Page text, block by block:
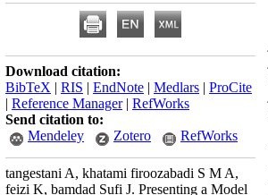
Download citation:
BibTeX | RIS | EndNote | Medlars | ProCite
| Reference Manager| RefWorks
Send citation to:
Mendeley
Zotero RefWorks
tangestani A, khatami firoozabadi S M A,
feizi K, bamdad Sufi J. Presenting a Model